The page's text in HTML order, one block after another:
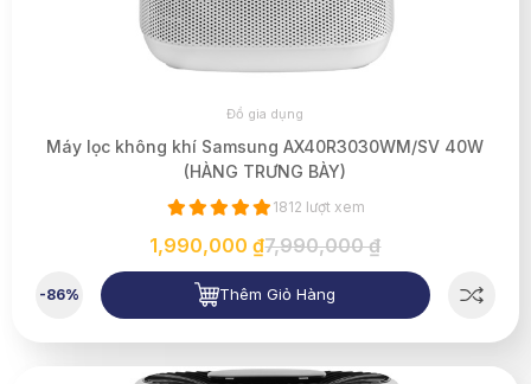
Đồ gia dụng
Máy lọc không khí Samsung AX40R3030WM/SV 40W
(HÀNG TRƯNG BÀY)
1812 lượt xem
1,990,000 ₫7,990,000 ₫
-86% Thêm Giỏ Hàng